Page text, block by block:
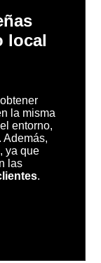
local
la misma
entorno,
Además,
, ya que
las
.